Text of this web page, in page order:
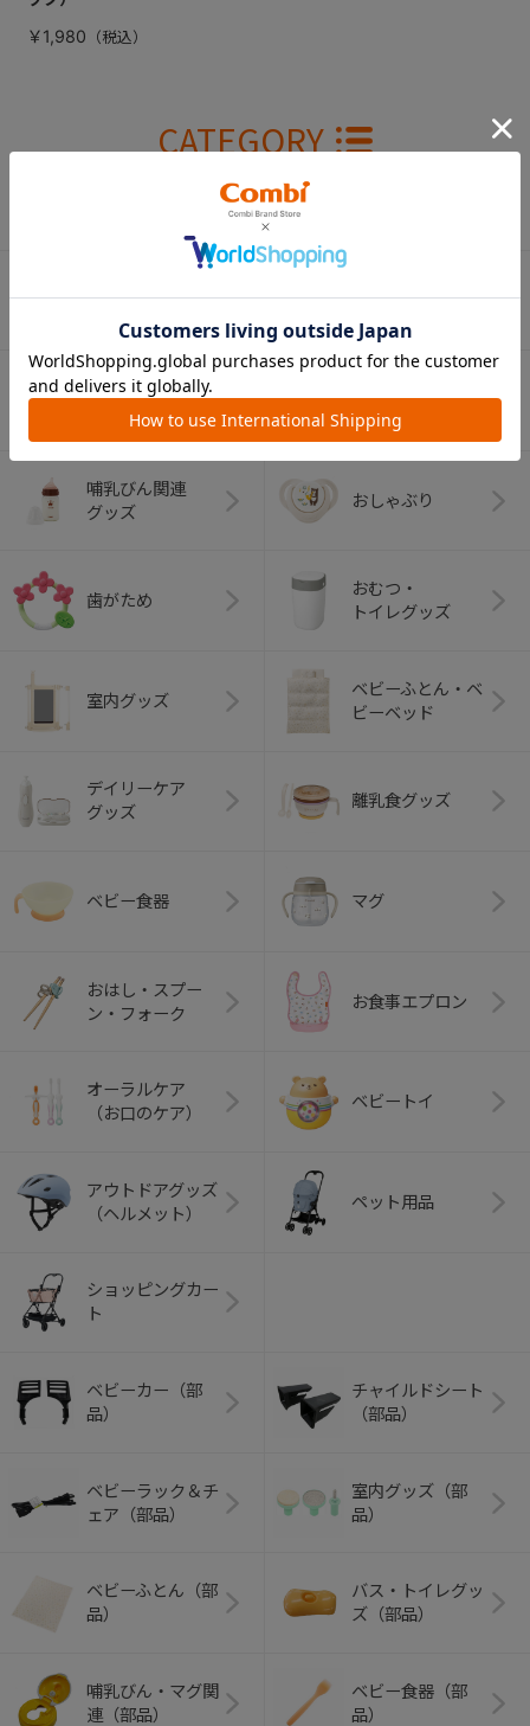
￥1,980
CATEGORY
カテゴリー
ベビーカー チャイルドシート
ベビーラック＆
ベビーチェア
（子守帯）
哺乳びん関連
グッズ
おしゃぶり
歯がため
おむつ・
トイレグッズ
室内グッズ
ベビーふとん・ベ
ビーベッド
デイリーケア
グッズ
離乳食グッズ
ベビー食器 マグ
おはし・スプー
ン・フォーク
お食事エプロン
オーラルケア
（お口のケア）
ベビートイ
アウトドアグッズ
（ヘルメット）
ペット用品
ショッピングカー
ト
ベビーカー（部
品）
チャイルドシート
（部品）
ベビーラック＆チ
ェア（部品）
室内グッズ（部
品）
ベビーふとん（部
品）
バス・トイレグッ
ズ（部品）
哺乳びん・マグ関
連（部品）
ベビー食器（部
品）